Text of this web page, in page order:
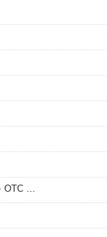
[메디소비자뉴스] 약사가 선호한 책 1위는?… 다빈도 질환 정리한 ‘맞춤 OTC 선택 가이’